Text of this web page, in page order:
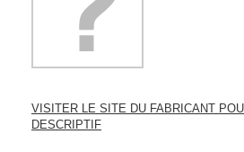
VISITER LE SITE DU FABRICANT
DESCRIPTIF